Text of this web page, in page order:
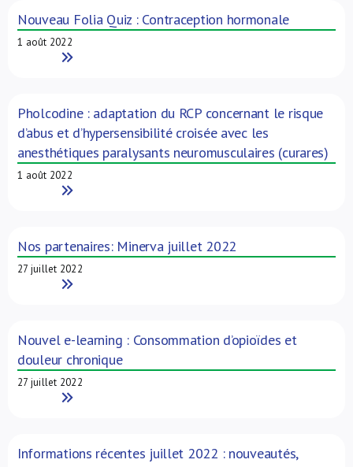
Nouveau Folia Quiz : Contraception hormonale
1 août 2022
Read More
Pholcodine : adaptation du RCP concernant le risque
d’abus et d’hypersensibilité croisée avec les
anesthétiques paralysants neuromusculaires (curares)
1 août 2022
Read More
Nos partenaires: Minerva juillet 2022
27 juillet 2022
Read More
Nouvel e-learning : Consommation d’opioïdes et
douleur chronique
27 juillet 2022
Read More
Informations récentes juillet 2022 : nouveautés,